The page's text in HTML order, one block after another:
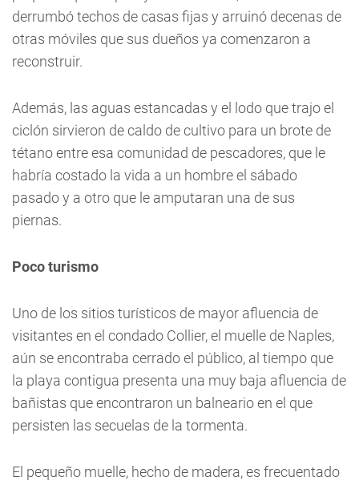
derrumbó techos de casas fijas y arruinó decenas de
otras móviles que sus dueños ya comenzaron a
reconstruir.
Además, las aguas estancadas y el lodo que trajo el
ciclón sirvieron de caldo de cultivo para un brote de
tétano entre esa comunidad de pescadores, que le
habría costado la vida a un hombre el sábado
pasado y a otro que le amputaran una de sus
piernas.
Poco turismo
Uno de los sitios turísticos de mayor afluencia de
visitantes en el condado Collier, el muelle de Naples,
aún se encontraba cerrado el público, al tiempo que
la playa contigua presenta una muy baja afluencia de
bañistas que encontraron un balneario en el que
persisten las secuelas de la tormenta.
El pequeño muelle, hecho de madera, es frecuentado